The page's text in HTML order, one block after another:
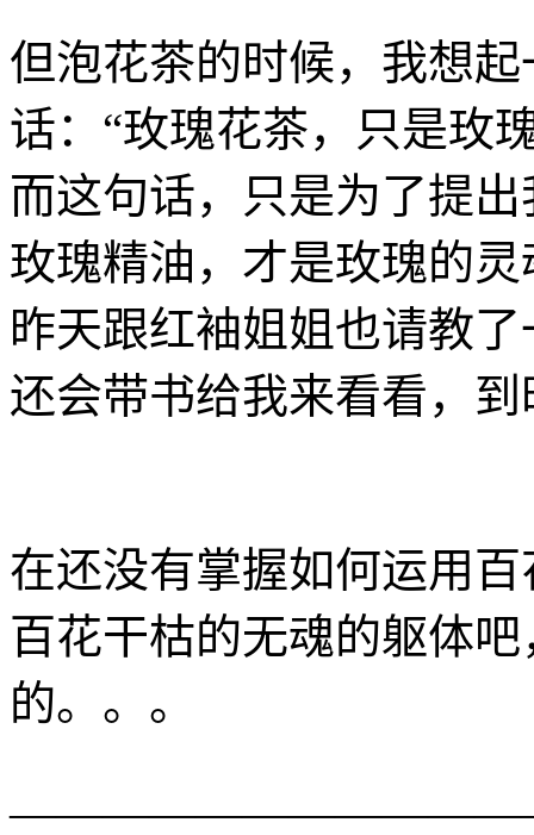
但泡花茶的时候，我想
话：“玫瑰花茶，只是玫
而这句话，只是为了提
玫瑰精油，才是玫瑰的灵
昨天跟红袖姐姐也请教
还会带书给我来看看，
在还没有掌握如何运用
百花干枯的无魂的躯体
的。。。